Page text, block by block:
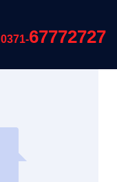
0371-67772727